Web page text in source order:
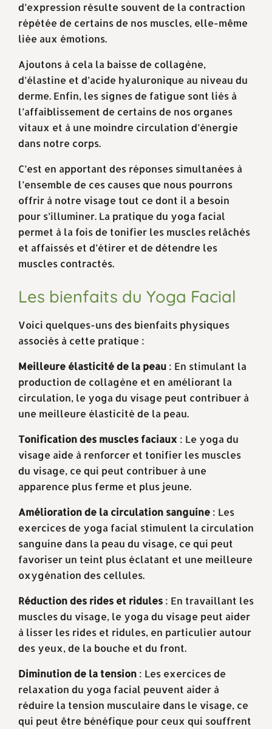
d’expression résulte souvent de la contraction
répétée de certains de nos muscles, elle-même
liée aux émotions.
Ajoutons à cela la baisse de collagène,
d’élastine et d’acide hyaluronique au niveau du
derme. Enfin, les signes de fatigue sont liés à
l’affaiblissement de certains de nos organes
vitaux et à une moindre circulation d’énergie
dans notre corps.
C’est en apportant des réponses simultanées à
l’ensemble de ces causes que nous pourrons
offrir à notre visage tout ce dont il a besoin
pour s’illuminer. La pratique du yoga facial
permet à la fois de tonifier les muscles relâchés
et affaissés et d’étirer et de détendre les
muscles contractés.
Les bienfaits du Yoga Facial
Voici quelques-uns des bienfaits physiques
associés à cette pratique :
Meilleure élasticité de la peau : En stimulant la
production de collagène et en améliorant la
circulation, le yoga du visage peut contribuer à
une meilleure élasticité de la peau.
Tonification des muscles faciaux : Le yoga du
visage aide à renforcer et tonifier les muscles
du visage, ce qui peut contribuer à une
apparence plus ferme et plus jeune.
Amélioration de la circulation sanguine : Les
exercices de yoga facial stimulent la circulation
sanguine dans la peau du visage, ce qui peut
favoriser un teint plus éclatant et une meilleure
oxygénation des cellules.
Réduction des rides et ridules : En travaillant les
muscles du visage, le yoga du visage peut aider
à lisser les rides et ridules, en particulier autour
des yeux, de la bouche et du front.
Diminution de la tension : Les exercices de
relaxation du yoga facial peuvent aider à
réduire la tension musculaire dans le visage, ce
qui peut être bénéfique pour ceux qui souffrent